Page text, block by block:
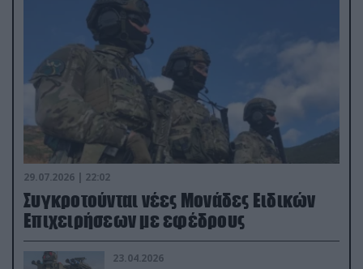
29.07.2026 | 22:02
Συγκροτούνται νέες Μονάδες Ειδικών
Επιχειρήσεων με εφέδρους
23.04.2026